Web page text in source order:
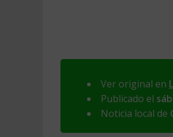
Ver original en
Publicado el
Noticia local de